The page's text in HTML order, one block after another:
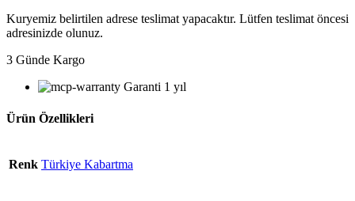
Kuryemiz belirtilen adrese teslimat yapacaktır. Lütfen teslimat öncesi
adresinizde olunuz.
3 Günde Kargo
Garanti 1 yıl
Ürün Özellikleri
Renk Türkiye Kabartma